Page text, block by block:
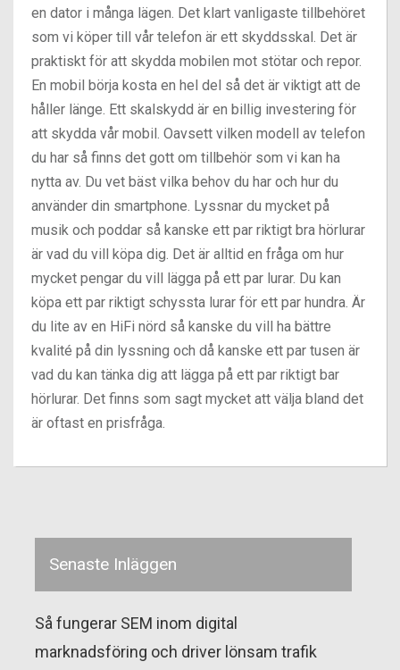
en dator i många lägen. Det klart vanligaste tillbehöret
som vi köper till vår telefon är ett skyddsskal. Det är
praktiskt för att skydda mobilen mot stötar och repor.
En mobil börja kosta en hel del så det är viktigt att de
håller länge. Ett skalskydd är en billig investering för
att skydda vår mobil. Oavsett vilken modell av telefon
du har så finns det gott om tillbehör som vi kan ha
nytta av. Du vet bäst vilka behov du har och hur du
använder din smartphone. Lyssnar du mycket på
musik och poddar så kanske ett par riktigt bra hörlurar
är vad du vill köpa dig. Det är alltid en fråga om hur
mycket pengar du vill lägga på ett par lurar. Du kan
köpa ett par riktigt schyssta lurar för ett par hundra. Är
du lite av en HiFi nörd så kanske du vill ha bättre
kvalité på din lyssning och då kanske ett par tusen är
vad du kan tänka dig att lägga på ett par riktigt bar
hörlurar. Det finns som sagt mycket att välja bland det
är oftast en prisfråga.
Senaste Inläggen
Så fungerar SEM inom digital
marknadsföring och driver lönsam trafik